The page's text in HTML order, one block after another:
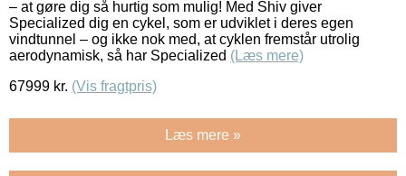
– at gøre dig så hurtig som mulig! Med Shiv giver
Specialized dig en cykel, som er udviklet i deres egen
vindtunnel – og ikke nok med, at cyklen fremstår utrolig
aerodynamisk, så har Specialized (Læs mere)
67999 kr. (Vis fragtpris)
Læs mere »